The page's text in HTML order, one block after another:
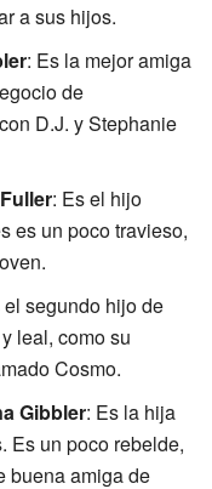
a sus hijos.
: Es la mejor amiga
de
D.J. y Stephanie
: Es el hijo
es un poco travieso,
el segundo hijo de
leal, como su
Cosmo.
Gibbler: Es la hija
Es un poco rebelde,
buena amiga de